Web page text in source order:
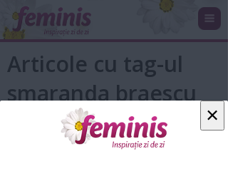
×
Articole cu tag-ul
smaranda braescu